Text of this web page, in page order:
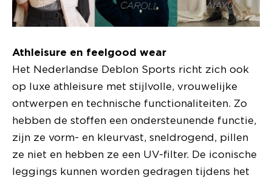
Athleisure en feelgood wear
Het Nederlandse Deblon Sports richt zich ook
op luxe athleisure met stijlvolle, vrouwelijke
ontwerpen en technische functionaliteiten. Zo
hebben de stoffen een ondersteunende functie,
zijn ze vorm- en kleurvast, sneldrogend, pillen
ze niet en hebben ze een UV-filter. De iconische
leggings kunnen worden gedragen tijdens het